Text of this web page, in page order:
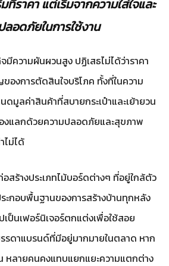
ที่ราคา แต่เริ่มจากความใส่ใจและ
ลอดภัยในการใช้งาน
ความผันผวนสูง ปฏิเสธไม่ได้ว่าราคา
องการตัดสินใจบริโภค ทั้งที่ในความ
ดมูลค่าสินค้าที่สบายกระเป๋าและเย้ายวน
งแลกด้วยความปลอดภัยและสุขภาพ
ไม่ได้
สร้างประเภทไม้บอร์ดต่างๆ ที่อยู่ใกล้ตัว
ะกอบพื้นฐานของการสร้างบ้านทุกหลัง
ป็นเฟอร์นิเจอร์ตกแต่งเพื่อใช้สอย
รดาแบรนด์ที่มีอยู่มากมายในตลาด หาก
หลายคนคงแทบแยกแยะความแตกต่าง